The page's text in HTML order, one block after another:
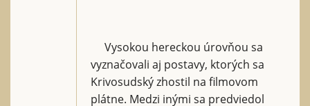
Vysokou hereckou úrovňou sa
vyznačovali aj postavy, ktorých sa
Krivosudský zhostil na filmovom
plátne. Medzi inými sa predviedol